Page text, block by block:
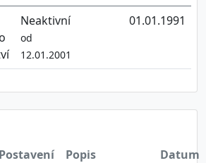
Neaktivní
od
12.01.2001
01.01.1991
Postavení Popis
Datum